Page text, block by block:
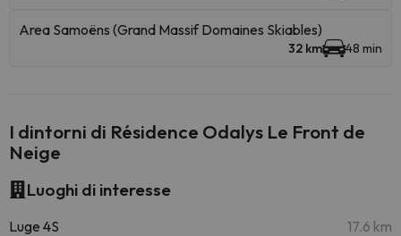
Area Samoëns (Grand Massif Domaines Skiables)
32 km 48 min
I dintorni di Résidence Odalys Le Front de
Neige
Luoghi di interesse
Luge 4S 17.6 km